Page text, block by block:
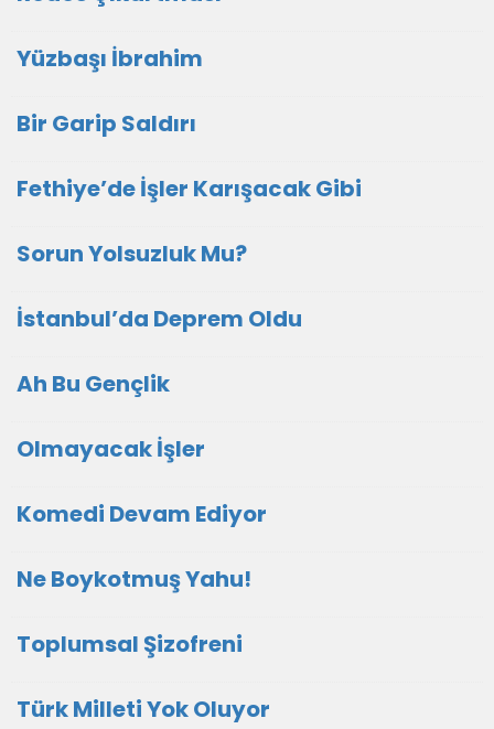
Yüzbaşı İbrahim
Bir Garip Saldırı
Fethiye’de İşler Karışacak Gibi
Sorun Yolsuzluk Mu?
İstanbul’da Deprem Oldu
Ah Bu Gençlik
Olmayacak İşler
Komedi Devam Ediyor
Ne Boykotmuş Yahu!
Toplumsal Şizofreni
Türk Milleti Yok Oluyor